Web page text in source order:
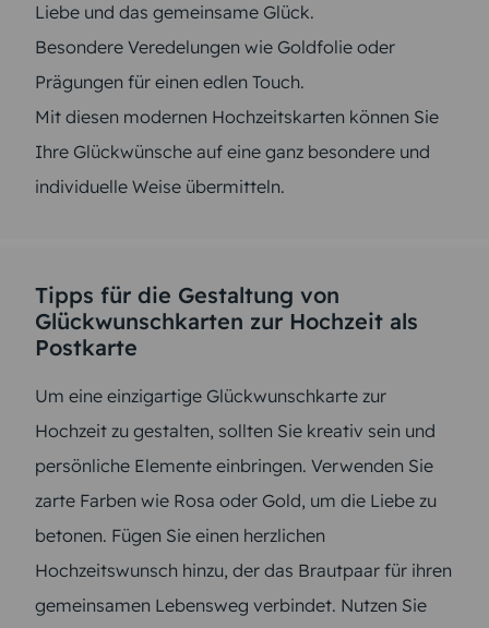
Liebe und das gemeinsame Glück.
Besondere Veredelungen wie Goldfolie oder
Prägungen für einen edlen Touch.
Mit diesen modernen Hochzeitskarten können Sie
Ihre Glückwünsche auf eine ganz besondere und
individuelle Weise übermitteln.
Tipps für die Gestaltung von
Glückwunschkarten zur Hochzeit als
Postkarte
Um eine einzigartige Glückwunschkarte zur
Hochzeit zu gestalten, sollten Sie kreativ sein und
persönliche Elemente einbringen. Verwenden Sie
zarte Farben wie Rosa oder Gold, um die Liebe zu
betonen. Fügen Sie einen herzlichen
Hochzeitswunsch hinzu, der das Brautpaar für ihren
gemeinsamen Lebensweg verbindet. Nutzen Sie